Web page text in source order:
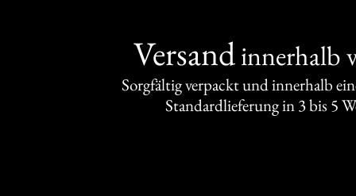
Versandinnerhalb
Sorgfältig verpackt und innerhalb
Standardlieferung in 3 bis 5